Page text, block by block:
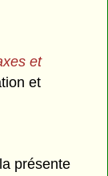
et
et
présente